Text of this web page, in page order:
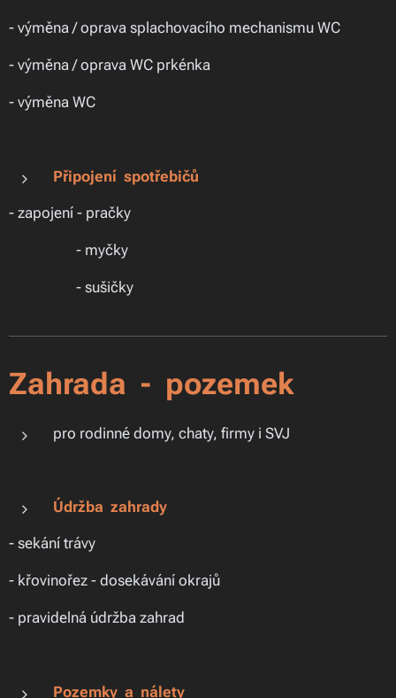
- výměna / oprava splachovacího mechanismu WC
- výměna / oprava WC prkénka
- výměna WC
Připojení spotřebičů
- zapojení - pračky
- myčky
- sušičky
Zahrada - pozemek
pro rodinné domy, chaty, firmy i SVJ
Údržba zahrady
- sekání trávy
- křovinořez - dosekávání okrajů
- pravidelná údržba zahrad
Pozemky a nálety